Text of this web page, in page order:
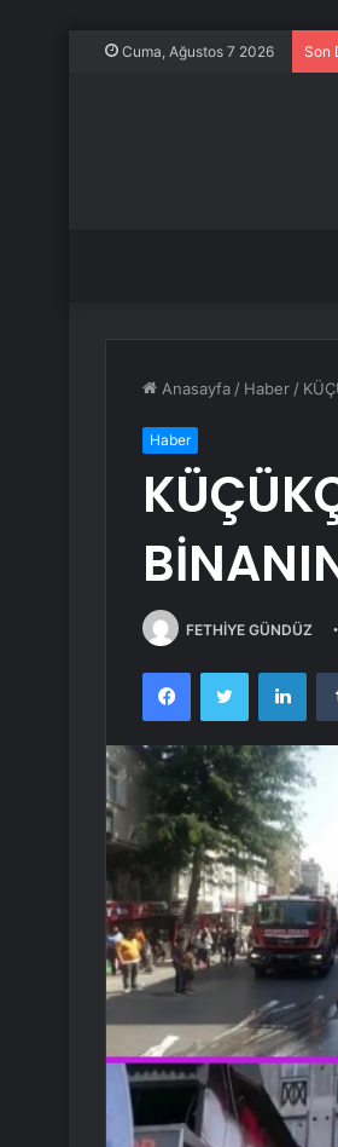
Cuma, Ağustos 7 2026 Son
Anasayfa / Haber /
Haber
FETHİYE GÜNDÜZ
FacebookTwitter